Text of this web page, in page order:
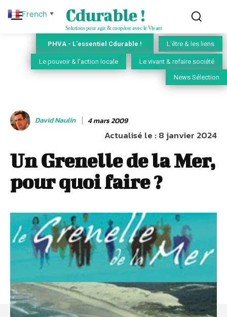
Cdurable !
Solutions pour agir & coopérer avec le Vivant
PHVA - L'essentiel Cdurable ! L'être & les liens
Le pouvoir & l'action locale Le vivant & refaire société
News Sélection
David Naulin 4 mars 2009
Actualisé le :8 janvier 2024
Un Grenelle de la Mer,
pour quoi faire ?
French ▼